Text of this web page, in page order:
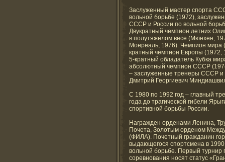
Заслуженный мастер спорта
вольной борьбе (1972),
СССР и России по вольной
Двукратный чемпион летних
в полутяжелом весе (Мюнхен,
Монреаль, 1976). Чемпион мира
кратный чемпион Европы (1972,
5-кратный обладатель Кубка
абсолютный чемпион СССР
– заслуженные тренеры СССР и
Дмитрий Георгиевич
С 1980 по 1992 год – главный
года до трагической гибели
спортивной борьбы России.
Награжден орденами Ленина,
Почета, Золотым орденом
(ФИЛА). Почетный гражданин
выдающегося спортсмена в
вольной борьбе. Первый турнир
соревнования носят статус